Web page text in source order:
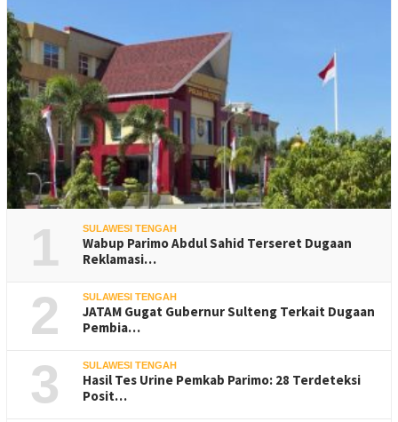
1 SULAWESI TENGAH
Wabup Parimo Abdul Sahid Terseret Dugaan
Reklamasi…
2 SULAWESI TENGAH
JATAM Gugat Gubernur Sulteng Terkait Dugaan
Pembia…
3 SULAWESI TENGAH
Hasil Tes Urine Pemkab Parimo: 28 Terdeteksi
Posit…